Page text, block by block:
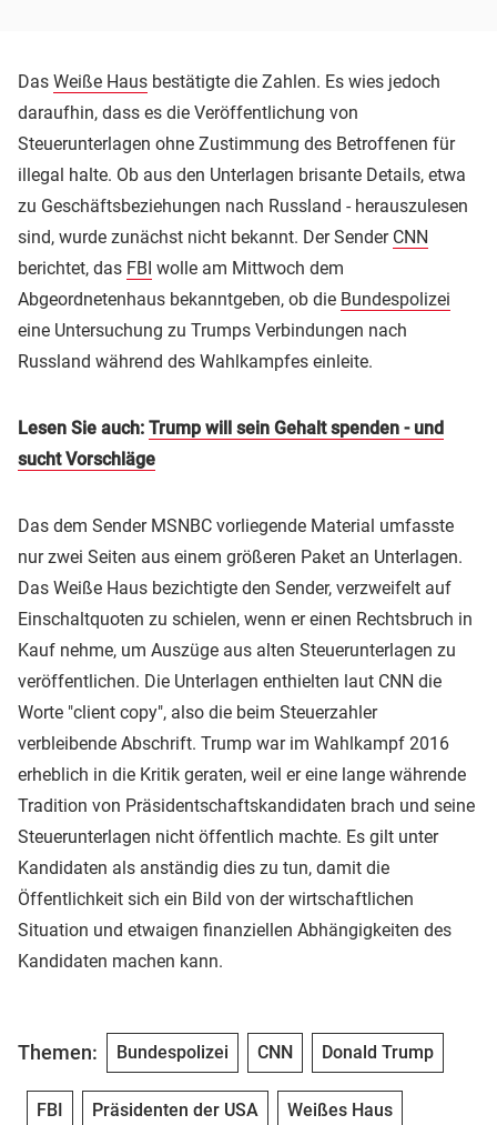
Das Weiße Haus bestätigte die Zahlen. Es wies jedoch
daraufhin, dass es die Veröffentlichung von
Steuerunterlagen ohne Zustimmung des Betroffenen für
illegal halte. Ob aus den Unterlagen brisante Details, etwa
zu Geschäftsbeziehungen nach Russland - herauszulesen
sind, wurde zunächst nicht bekannt. Der Sender CNN
berichtet, das FBI wolle am Mittwoch dem
Abgeordnetenhaus bekanntgeben, ob die Bundespolizei
eine Untersuchung zu Trumps Verbindungen nach
Russland während des Wahlkampfes einleite.
Lesen Sie auch: Trump will sein Gehalt spenden - und
sucht Vorschläge
Das dem Sender MSNBC vorliegende Material umfasste
nur zwei Seiten aus einem größeren Paket an Unterlagen.
Das Weiße Haus bezichtigte den Sender, verzweifelt auf
Einschaltquoten zu schielen, wenn er einen Rechtsbruch in
Kauf nehme, um Auszüge aus alten Steuerunterlagen zu
veröffentlichen. Die Unterlagen enthielten laut CNN die
Worte "client copy", also die beim Steuerzahler
verbleibende Abschrift. Trump war im Wahlkampf 2016
erheblich in die Kritik geraten, weil er eine lange währende
Tradition von Präsidentschaftskandidaten brach und seine
Steuerunterlagen nicht öffentlich machte. Es gilt unter
Kandidaten als anständig dies zu tun, damit die
Öffentlichkeit sich ein Bild von der wirtschaftlichen
Situation und etwaigen finanziellen Abhängigkeiten des
Kandidaten machen kann.
Themen: Bundespolizei CNN Donald Trump
FBI Präsidenten der USA Weißes Haus